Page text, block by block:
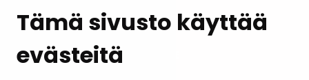
Tämä sivusto käyttää
evästeitä